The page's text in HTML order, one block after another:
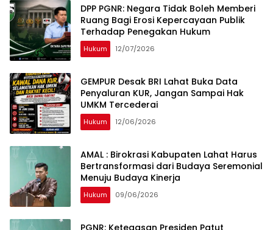
DPP PGNR: Negara Tidak Boleh Memberi
Ruang Bagi Erosi Kepercayaan Publik
Terhadap Penegakan Hukum
Hukum 12/07/2026
GEMPUR Desak BRI Lahat Buka Data
Penyaluran KUR, Jangan Sampai Hak
UMKM Tercederai
Hukum 12/06/2026
AMAL : Birokrasi Kabupaten Lahat Harus
Bertransformasi dari Budaya Seremonial
Menuju Budaya Kinerja
Hukum 09/06/2026